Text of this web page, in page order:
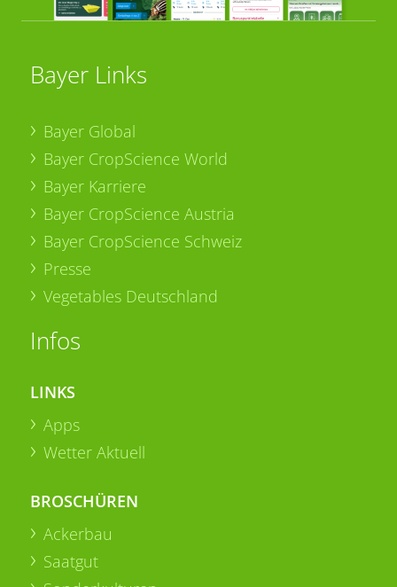
Bayer Links
Bayer Global
Bayer CropScience World
Bayer Karriere
Bayer CropScience Austria
Bayer CropScience Schweiz
Presse
Vegetables Deutschland
Infos
LINKS
Apps
Wetter Aktuell
BROSCHÜREN
Ackerbau
Saatgut